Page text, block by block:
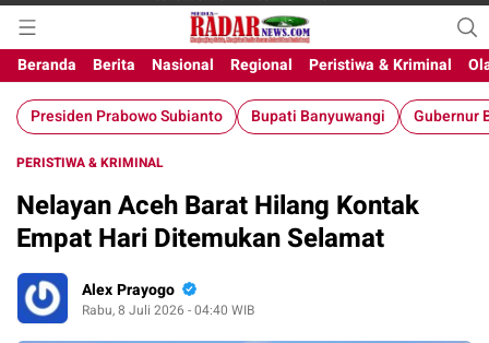
Beranda Berita Nasional Regional Peristiwa & Kriminal
Presiden Prabowo Subianto Bupati Banyuwangi Gubernur
PERISTIWA & KRIMINAL
Nelayan Aceh Barat Hilang Kontak
Empat Hari Ditemukan Selamat
Alex Prayogo
Rabu, 8 Juli 2026 - 04:40 WIB